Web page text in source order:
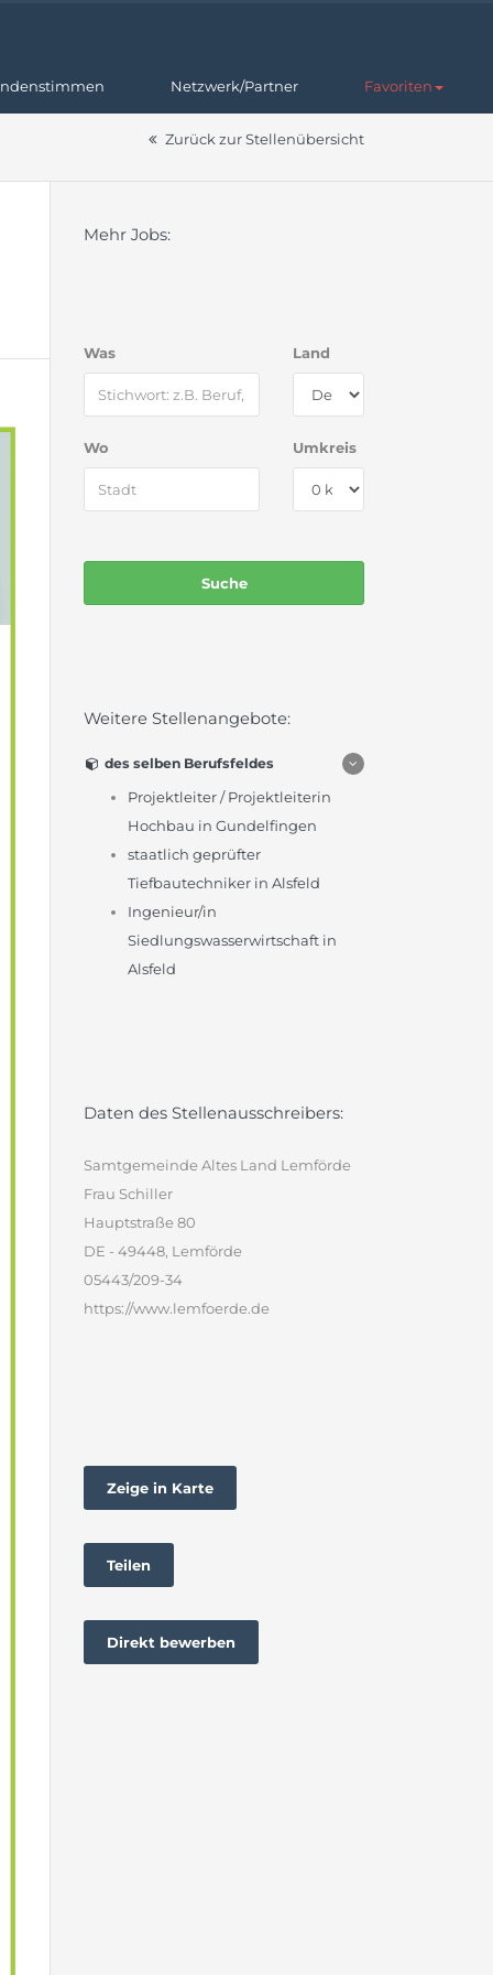
Netzwerk/Partner Favoriten
Zurück zur Stellenübersicht
Mehr Jobs:
Was Land
Wo Umkreis
Weitere Stellenangebote:
des selben Berufsfeldes
Projektleiter / Projektleiterin
Hochbau in Gundelfingen
staatlich geprüfter
Tiefbautechniker in Alsfeld
Ingenieur/in
Siedlungswasserwirtschaft in
Alsfeld
Daten des Stellenausschreibers:
Samtgemeinde Altes Land Lemförde
Frau Schiller
Hauptstraße 80
DE - 49448, Lemförde
05443/209-34
https://www.lemfoerde.de
Zeige in Karte
Teilen
Direkt bewerben